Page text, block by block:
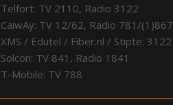
Telfort: TV 2110, Radio 3122
CaiwAy: TV 12/62, Radio 781/(1)867
XMS / Edutel / Fiber.nl / Stipte: 3122
Solcon: TV 841, Radio 1841
T-Mobile: TV 788